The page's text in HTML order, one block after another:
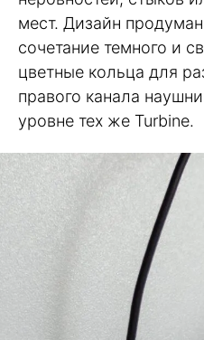
мест. Дизайн
сочетание темного и
цветные кольца для
правого канала
уровне тех же Turbine.